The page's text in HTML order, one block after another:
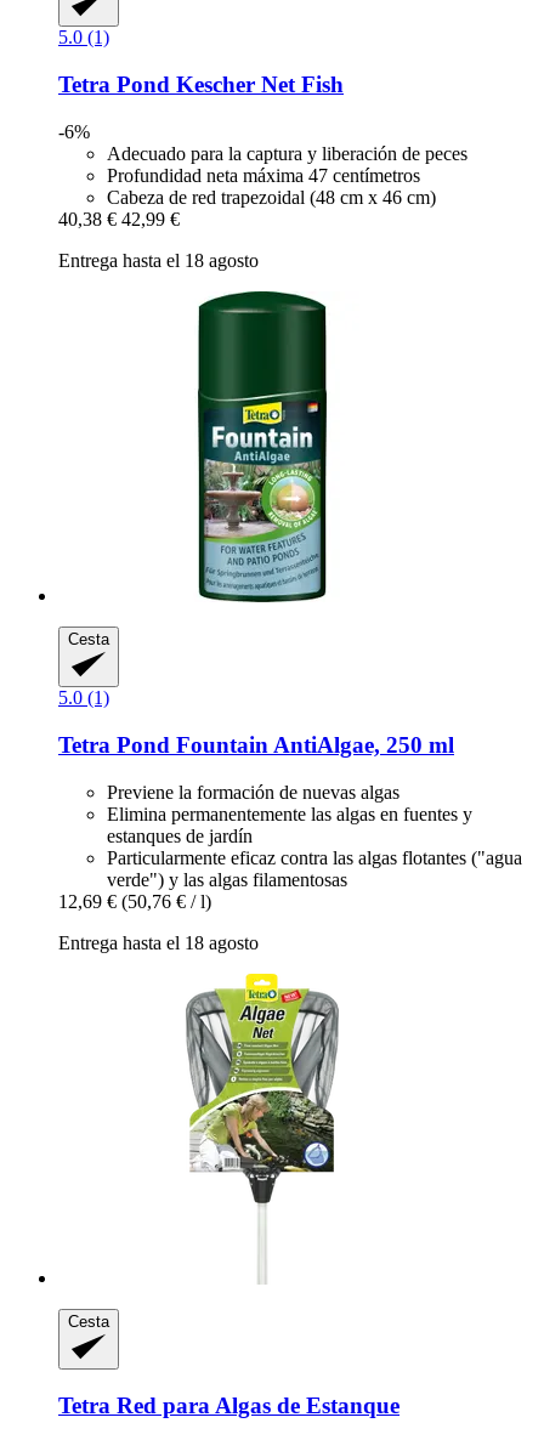
5.0 (1)
Tetra Pond Kescher Net Fish
-6%
Adecuado para la captura y liberación de peces
Profundidad neta máxima 47 centímetros
Cabeza de red trapezoidal (48 cm x 46 cm)
40,38 € 42,99 €
Entrega hasta el 18 agosto
Cesta
5.0 (1)
Tetra Pond Fountain AntiAlgae, 250 ml
Previene la formación de nuevas algas
Elimina permanentemente las algas en fuentes y
estanques de jardín
Particularmente eficaz contra las algas flotantes ("agua
verde") y las algas filamentosas
12,69 € (50,76 € / l)
Entrega hasta el 18 agosto
Cesta
Tetra Red para Algas de Estanque